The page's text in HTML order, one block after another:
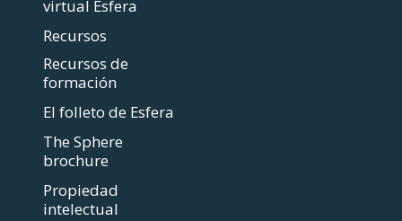
virtual Esfera
Recursos
Recursos de
formación
El folleto de Esfera
The Sphere
brochure
Propiedad
intelectual